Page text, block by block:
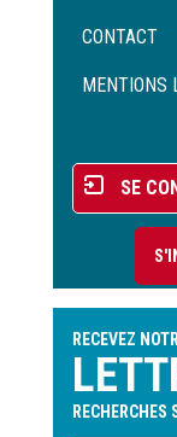
Menu
de
CONTACT
MENTIONS
Menu
du
compte
SE
RECEVEZ